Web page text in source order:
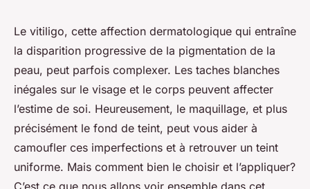
Comment choisir et appliquer
un fond de teint pour peaux
avec vitiligo?
denise•25 avril 2024•5 min de lecture
Le vitiligo, cette affection dermatologique qui entraîne
la disparition progressive de la pigmentation de la
peau, peut parfois complexer. Les taches blanches
inégales sur le visage et le corps peuvent affecter
l’estime de soi. Heureusement, le maquillage, et plus
précisément le fond de teint, peut vous aider à
camoufler ces imperfections et à retrouver un teint
uniforme. Mais comment bien le choisir et l’appliquer?
C’est ce que nous allons voir ensemble dans cet